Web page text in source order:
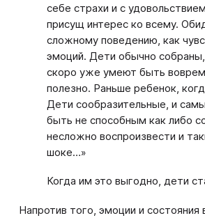
себе страхи и с
присущ интерес ко всему.
сложному поведению, как
эмоций. Дети обычно собраны,
скоро уже умеют быть
полезно. Раньше ребенок,
Дети сообразительные, и
быть не способным как либо
несложно воспроизвести и
шоке…»
Когда им это выгодно, дети
Напротив того, эмоции и